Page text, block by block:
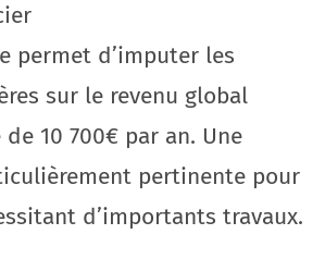
permet d’imputer les
sur le revenu global
10 700€ par an. Une
pertinente pour
d’importants travaux.